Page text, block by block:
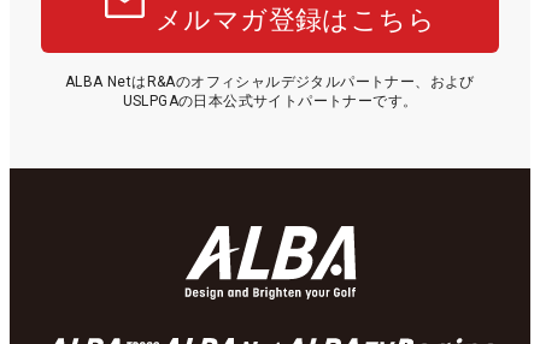
メルマガ登録はこちら
ALBA NetはR&Aのオフィシャルデジタルパートナー、および
USLPGAの日本公式サイトパートナーです。